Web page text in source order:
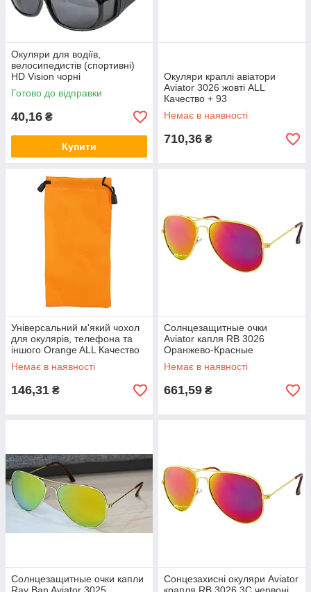
Окуляри для водіїв,
велосипедистів (спортивні)
HD Vision чорні
Готово до відправки
40,16 ₴
Купити
Окуляри краплі авіатори
Aviator 3026 жовті ALL
Качество + 93
Немає в наявності
710,36 ₴
Універсальний м'який чохол
для окулярів, телефона та
іншого Orange ALL Качество
+ 459
Немає в наявності
146,31 ₴
Солнцезащитные очки
Aviator капля RB 3026
Оранжево-Красные
(Хамелеон) ALL Качество +
933
Немає в наявності
661,59 ₴
Солнцезащитные очки капли
Сонцезахисні окуляри Aviator